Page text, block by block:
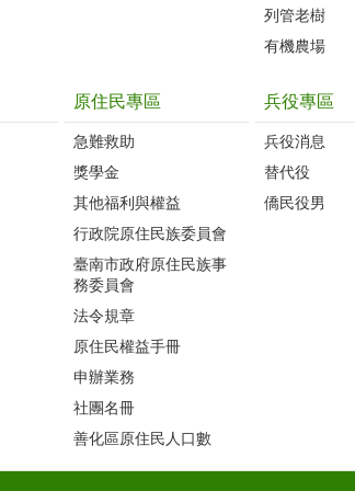
列管老樹
有機農場
原住民專區
急難救助
獎學金
其他福利與權益
行政院原住民族委員會
臺南市政府原住民族事
務委員會
法令規章
原住民權益手冊
申辦業務
社團名冊
善化區原住民人口數
兵役專區
兵役消息
替代役
僑民役男